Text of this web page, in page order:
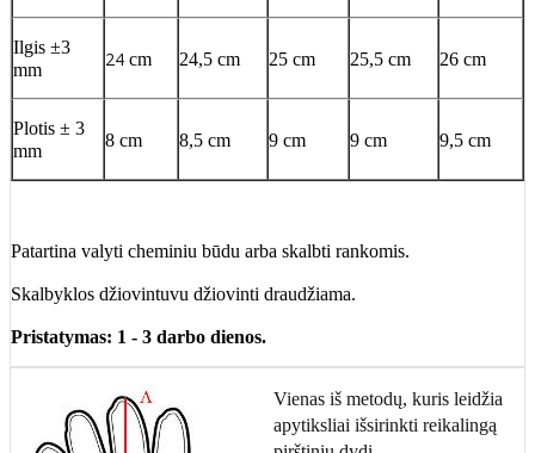
Ilgis ±3
mm
24 сm 24,5 сm 25 сm 25,5 сm 26 сm
Plotis ± 3
mm
8 сm 8,5 сm 9 сm 9 сm 9,5 сm
Patartina valyti cheminiu būdu arba skalbti rankomis.
Skalbyklos džiovintuvu džiovinti draudžiama.
Pristatymas: 1 - 3 darbo dienos.
Vienas iš metodų, kuris leidžia
apytiksliai išsirinkti reikalingą